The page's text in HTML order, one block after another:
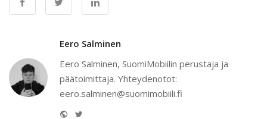
Eero Salminen
Eero Salminen, SuomiMobiilin perustaja ja
päätoimittaja. Yhteydenotot:
eero.salminen@suomimobiili.fi
Website